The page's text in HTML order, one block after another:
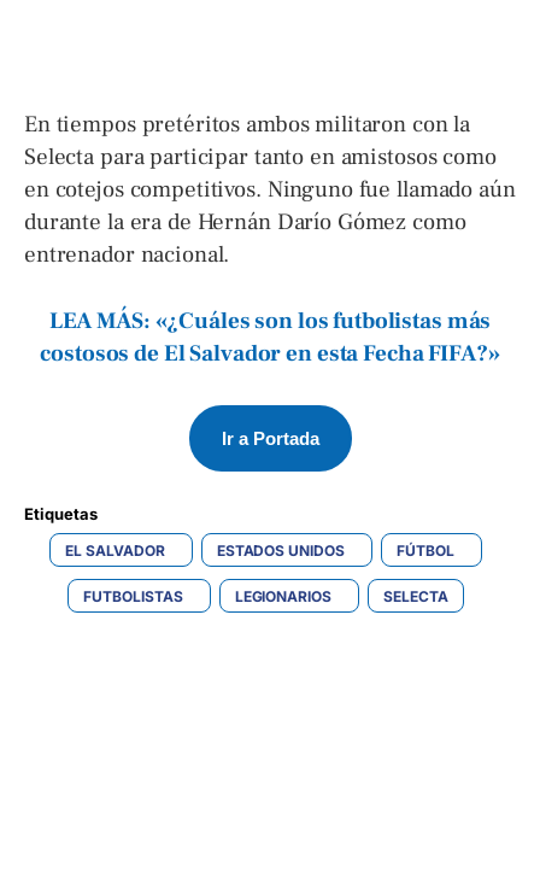
En tiempos pretéritos ambos militaron con la
Selecta para participar tanto en amistosos como
en cotejos competitivos. Ninguno fue llamado aún
durante la era de Hernán Darío Gómez como
entrenador nacional.
LEA MÁS: «¿Cuáles son los futbolistas más
costosos de El Salvador en esta Fecha FIFA?»
Ir a Portada
Etiquetas
EL SALVADOR ESTADOS UNIDOS FÚTBOL
FUTBOLISTAS LEGIONARIOS SELECTA